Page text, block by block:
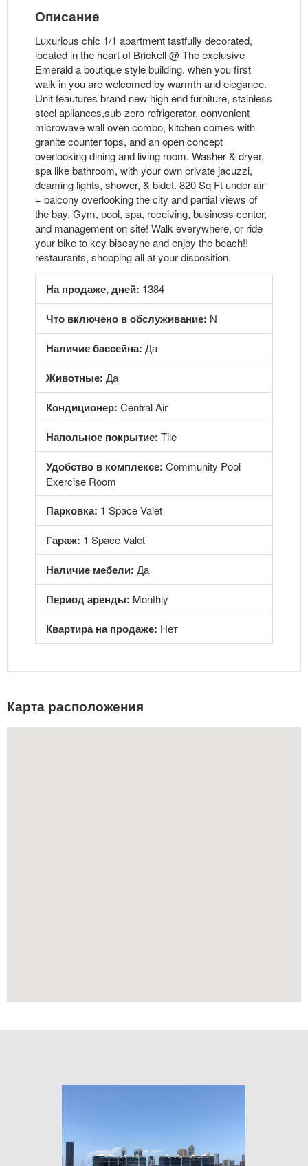
Описание
Luxurious chic 1/1 apartment tastfully decorated,
located in the heart of Brickell @ The exclusive
Emerald a boutique style building. when you first
walk-in you are welcomed by warmth and elegance.
Unit feautures brand new high end furniture, stainless
steel apliances,sub-zero refrigerator, convenient
microwave wall oven combo, kitchen comes with
granite counter tops, and an open concept
overlooking dining and living room. Washer & dryer,
spa like bathroom, with your own private jacuzzi,
deaming lights, shower, & bidet. 820 Sq Ft under air
+ balcony overlooking the city and partial views of
the bay. Gym, pool, spa, receiving, business center,
and management on site! Walk everywhere, or ride
your bike to key biscayne and enjoy the beach!!
restaurants, shopping all at your disposition.
На продаже, дней: 1384
Что включено в обслуживание: N
Наличие бассейна: Да
Животные: Да
Кондиционер: Central Air
Напольное покрытие: Tile
Удобство в комплексе: Community Pool
Exercise Room
Парковка: 1 Space Valet
Гараж: 1 Space Valet
Наличие мебели: Да
Период аренды: Monthly
Квартира на продаже: Нет
Карта расположения